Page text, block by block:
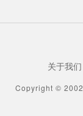
关于我们
Copyright ©